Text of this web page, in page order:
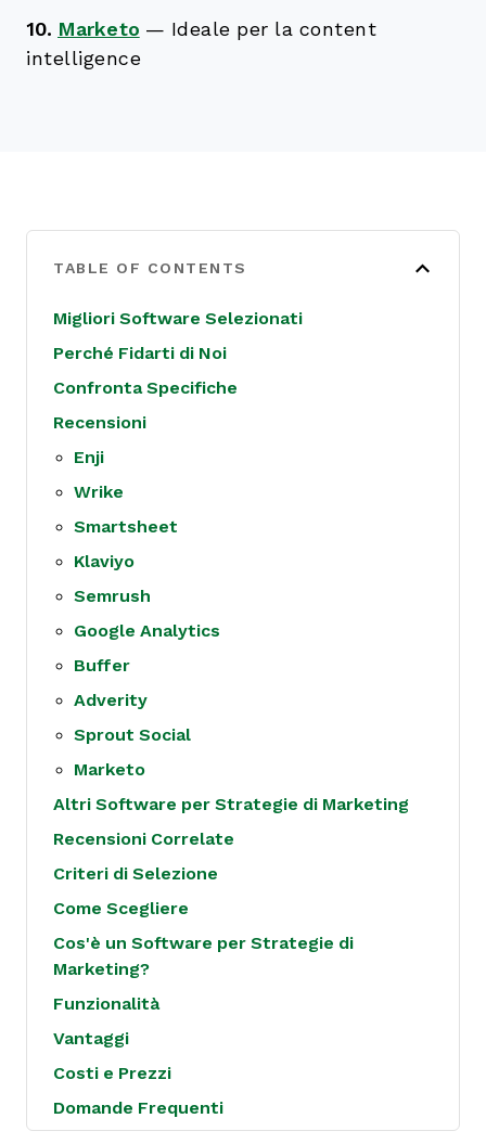
10. Marketo — Ideale per la content
intelligence
TABLE OF CONTENTS
Migliori Software Selezionati
Perché Fidarti di Noi
Confronta Specifiche
Recensioni
Enji
Wrike
Smartsheet
Klaviyo
Semrush
Google Analytics
Buffer
Adverity
Sprout Social
Marketo
Altri Software per Strategie di Marketing
Recensioni Correlate
Criteri di Selezione
Come Scegliere
Cos'è un Software per Strategie di
Marketing?
Funzionalità
Vantaggi
Costi e Prezzi
Domande Frequenti